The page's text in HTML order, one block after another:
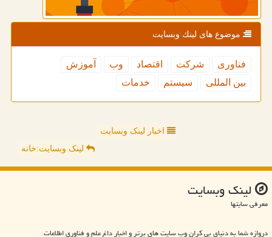
موضوع های لینك وبسایت
فناوری شركت اقتصاد وب
آموزش
بین المللی
سیستم خدمات
اخبار لینک وبسایت
لینک وبسایت:خانه
لینك وبسایت
معرفی سایتها
دروازه شما به دنیای بی کران وب سایت های برتر و اخبار داغ علم و فناوری اطلاعات